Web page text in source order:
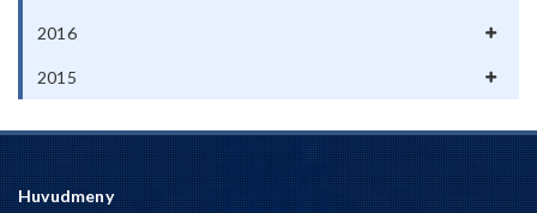
2016
2015
Huvudmeny